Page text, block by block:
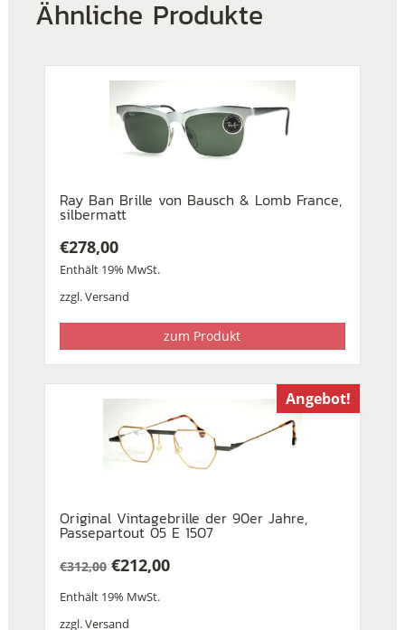
Ähnliche Produkte
Ray Ban Brille von Bausch & Lomb France,
silbermatt
€278,00
Enthält 19% MwSt.
zzgl.Versand
zum Produkt
Angebot!
Original Vintagebrille der 90er Jahre,
Passepartout 05 E 1507
€312,00
Preis
war:
€212,00
Preis
ist:
Enthält 19% MwSt.
zzgl.Versand